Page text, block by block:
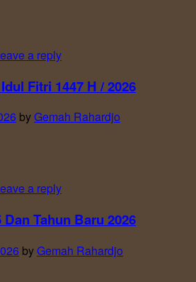
a reply
Fitri 1447 H / 2026
byGemah Rahardjo
a reply
Tahun Baru 2026
byGemah Rahardjo